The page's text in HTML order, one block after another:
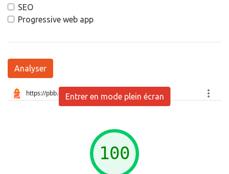
SEO
Progressive web app
Analyser
Entrer en mode plein écran